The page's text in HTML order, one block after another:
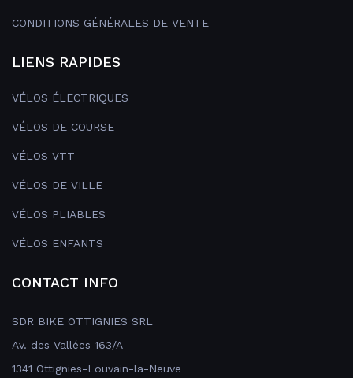
CONDITIONS GÉNÉRALES DE VENTE
LIENS RAPIDES
VÉLOS ÉLECTRIQUES
VÉLOS DE COURSE
VÉLOS VTT
VÉLOS DE VILLE
VÉLOS PLIABLES
VÉLOS ENFANTS
CONTACT INFO
SDR BIKE OTTIGNIES SRL
Av. des Vallées 163/A
1341 Ottignies-Louvain-la-Neuve